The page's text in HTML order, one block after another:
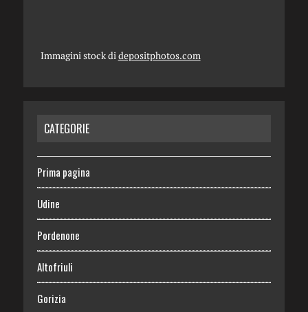
Immagini stock didepositphotos.com
CATEGORIE
Prima pagina
Udine
Pordenone
Altofriuli
Gorizia